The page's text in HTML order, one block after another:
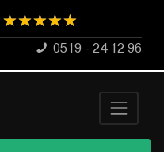
☆☆☆☆☆
★★★★★
0519 - 24 12 96